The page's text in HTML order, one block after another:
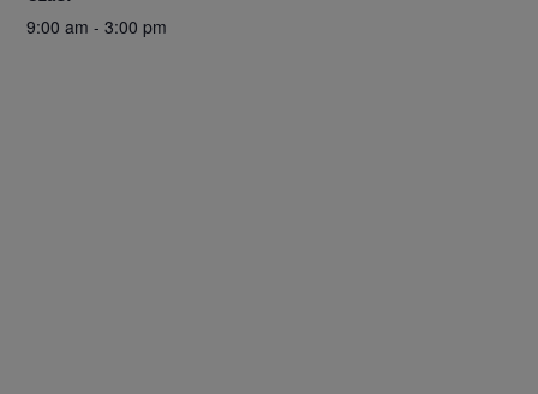
9:00 am - 3:00 pm